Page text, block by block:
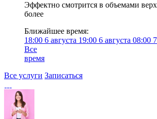
Эффектно смотрится в объемами
более
Ближайшее время:
18:00 6 августа 19:00 6 августа 08:00
Все
время
Все услуги Записаться